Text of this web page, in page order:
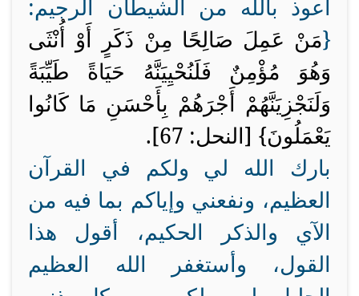
أعوذ بالله من الشيطان الرجيم:
{مَنْ عَمِلَ صَالِحًا مِنْ ذَكَرٍ أَوْ أُنْثَى
وَهُوَ مُؤْمِنٌ فَلَنُحْيِيَنَّهُ حَيَاةً طَيِّبَةً
وَلَنَجْزِيَنَّهُمْ أَجْرَهُمْ بِأَحْسَنِ مَا كَانُوا
يَعْمَلُونَ} [النحل: 67].
بارك الله لي ولكم في القرآن
العظيم، ونفعني وإياكم بما فيه من
الآي والذكر الحكيم، أقول هذا
القول، وأستغفر الله العظيم